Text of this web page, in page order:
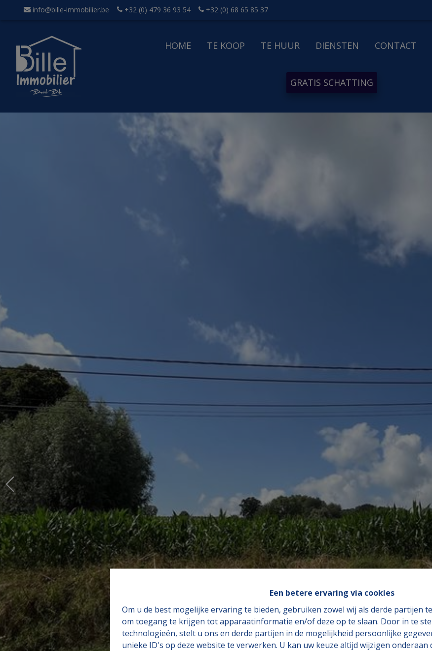
Een betere ervaring via cookies
Om u de best mogelijke ervaring te bieden, gebruiken zowel wij als derde partijen
om toegang te krijgen tot apparaatinformatie en/of deze op te slaan. Door in te
technologieën, stelt u ons en derde partijen in de mogelijkheid persoonlijke
unieke ID's op deze website te verwerken. U kan uw keuze altijd wijzigen onderaan
info@bille-immobilier.be +32 (0) 479 36 93 54 +32 (0) 68 65 85 37
HOME TE KOOP TE HUUR DIENSTEN CONTACT
GRATIS SCHATTING